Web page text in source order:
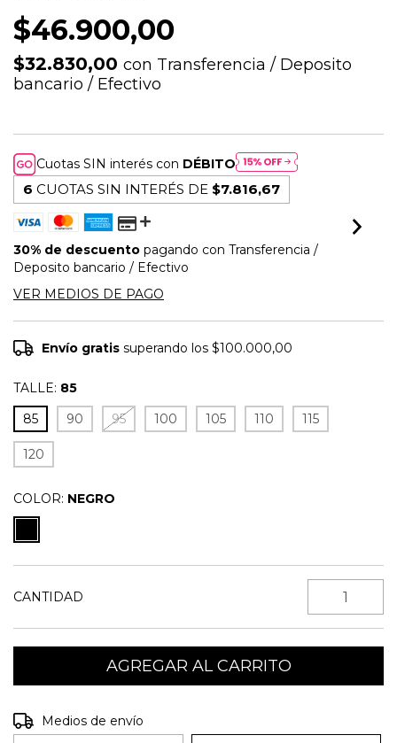
$46.900,00
$32.830,00 con Transferencia / Deposito
bancario / Efectivo
Cuotas SIN interés con DÉBITO
6 CUOTAS SIN INTERÉS DE $7.816,67
30% de descuento pagando con Transferencia /
Deposito bancario / Efectivo
VER MEDIOS DE PAGO
Envío gratis superando los$100.000,00
TALLE: 85
85
90 95 100 105 110 115
120
COLOR: NEGRO
CANTIDAD
Entregas para el CP:
Medios de envío